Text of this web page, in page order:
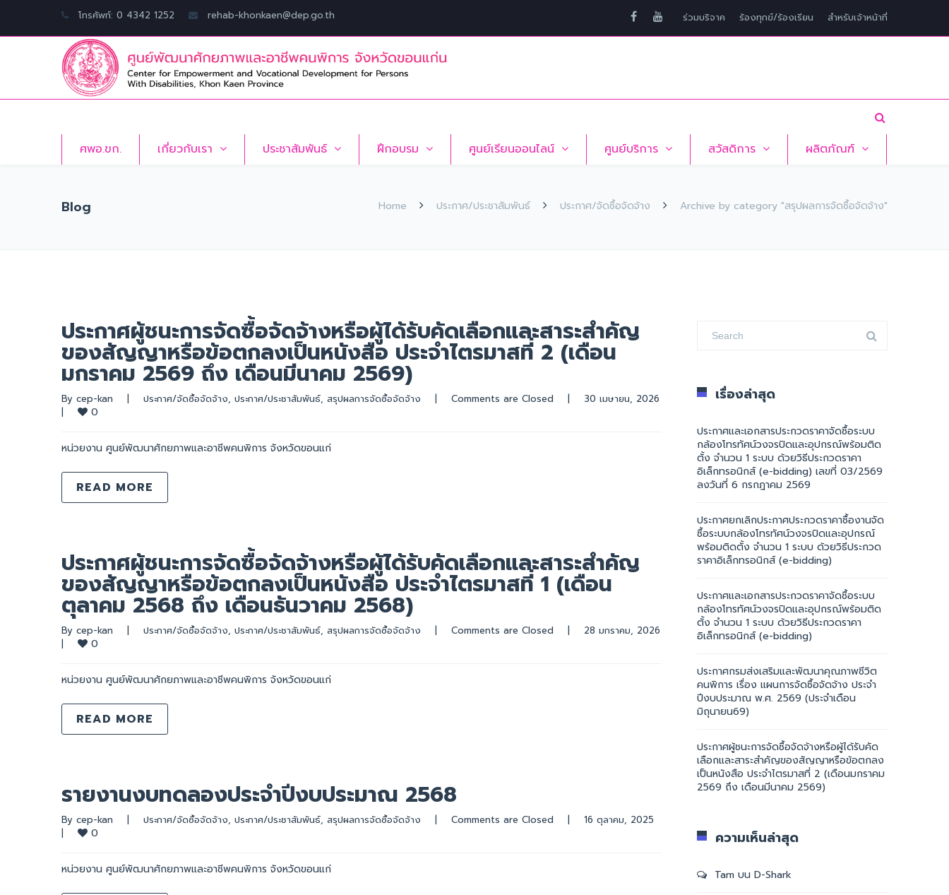
โทรศัพท์: 0 4342 1252 rehab-khonkaen@dep.go.th ร่วมบริจาค ร้องทุกข์/ร้องเรียน สำหรับเจ้าหน้าที่
ศพอ.ขก. เกี่ยวกับเรา ประชาสัมพันธ์ ฝึกอบรม ศูนย์เรียนออนไลน์ ศูนย์บริการ สวัสดิการ ผลิตภัณฑ์
Blog Home ประกาศ/ประชาสัมพันธ์ ประกาศ/จัดซื้อจัดจ้าง Archive by category "สรุปผลการจัดซื้อจัดจ้าง"
ประกาศผู้ชนะการจัดซื้อจัดจ้างหรือผู้ได้รับคัดเลือกและสาระสำคัญ
ของสัญญาหรือข้อตกลงเป็นหนังสือ ประจำไตรมาสที่ 2 (เดือน
มกราคม 2569 ถึง เดือนมีนาคม 2569)
By cep-kan | ประกาศ/จัดซื้อจัดจ้าง, ประกาศ/ประชาสัมพันธ์, สรุปผลการจัดซื้อจัดจ้าง | Comments are Closed |
|
0
หน่วยงาน ศูนย์พัฒนาศักยภาพและอาชีพคนพิการ จังหวัดขอนแก่
READ MORE
ประกาศผู้ชนะการจัดซื้อจัดจ้างหรือผู้ได้รับคัดเลือกและสาระสำคัญ
ของสัญญาหรือข้อตกลงเป็นหนังสือ ประจำไตรมาสที่ 1 (เดือน
ตุลาคม 2568 ถึง เดือนธันวาคม 2568)
By cep-kan | ประกาศ/จัดซื้อจัดจ้าง, ประกาศ/ประชาสัมพันธ์, สรุปผลการจัดซื้อจัดจ้าง | Comments are Closed |
|
0
หน่วยงาน ศูนย์พัฒนาศักยภาพและอาชีพคนพิการ จังหวัดขอนแก่
READ MORE
รายงานงบทดลองประจำปีงบประมาณ 2568
By cep-kan | ประกาศ/จัดซื้อจัดจ้าง, ประกาศ/ประชาสัมพันธ์, สรุปผลการจัดซื้อจัดจ้าง | Comments are Closed |
|
0
หน่วยงาน ศูนย์พัฒนาศักยภาพและอาชีพคนพิการ จังหวัดขอนแก่
เรื่องล่าสุด
ประกาศและเอกสารประกวดราคาจัดซื้อระบบ
กล้องโทรทัศน์วงจรปิดและอุปกรณ์พร้อมติด
ตั้ง จำนวน 1 ระบบ ด้วยวิธีประกวดราคา
อิเล็กทรอนิกส์ (e-bidding) เลขที่ 03/2569
ลงวันที่ 6 กรกฎาคม 2569
ประกาศยกเลิกประกาศประกวดราคาซื้องานจัด
ซื้อระบบกล้องโทรทัศน์วงจรปิดและอุปกรณ์
พร้อมติดตั้ง จำนวน 1 ระบบ ด้วยวิธีประกวด
ราคาอิเล็กทรอนิกส์ (e-bidding)
ประกาศและเอกสารประกวดราคาจัดซื้อระบบ
กล้องโทรทัศน์วงจรปิดและอุปกรณ์พร้อมติด
ตั้ง จำนวน 1 ระบบ ด้วยวิธีประกวดราคา
อิเล็กทรอนิกส์ (e-bidding)
ประกาศกรมส่งเสริมและพัฒนาคุณภาพชีวิต
คนพิการ เรื่อง แผนการจัดซื้อจัดจ้าง ประจำ
ปีงบประมาณ พ.ศ. 2569 (ประจำเดือน
มิถุนายน69)
ประกาศผู้ชนะการจัดซื้อจัดจ้างหรือผู้ได้รับคัด
เลือกและสาระสำคัญของสัญญาหรือข้อตกลง
เป็นหนังสือ ประจำไตรมาสที่ 2 (เดือนมกราคม
2569 ถึง เดือนมีนาคม 2569)
ความเห็นล่าสุด
Tam บน D-Shark